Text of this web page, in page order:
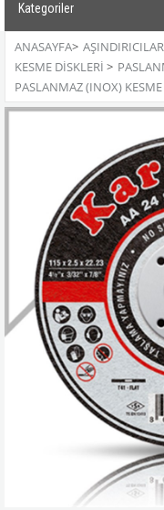
Kategoriler
ANASAYFA> AŞINDIRICILAR
KESME DISKLERI >
PASLANMAZ (INOX)